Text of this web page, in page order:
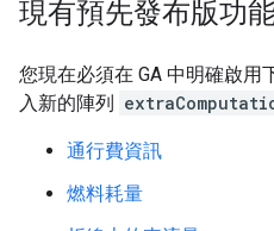
現有預先發布版功
您現在必須在 GA 中明確啟用
入新的陣列
通行費資訊
燃料耗量